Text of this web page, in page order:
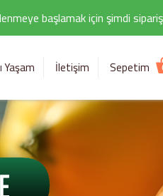
başlamak için şimdi
Yaşam İletişim Sepetim